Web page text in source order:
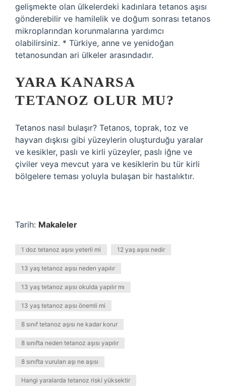
gelişmekte olan ülkelerdeki kadınlara tetanos aşısı
gönderebilir ve hamilelik ve doğum sonrası tetanos
mikroplarından korunmalarına yardımcı
olabilirsiniz. * Türkiye, anne ve yenidoğan
tetanosundan ari ülkeler arasındadır.
YARA KANARSA
TETANOZ OLUR MU?
Tetanos nasıl bulaşır? Tetanos, toprak, toz ve
hayvan dışkısı gibi yüzeylerin oluşturduğu yaralar
ve kesikler, paslı ve kirli yüzeyler, paslı iğne ve
çiviler veya mevcut yara ve kesiklerin bu tür kirli
bölgelere teması yoluyla bulaşan bir hastalıktır.
Tarih: Makaleler
1 doz tetanoz aşısı yeterli mi 12 yaş aşısı nedir
13 yaş tetanoz aşısı neden yapılır
13 yaş tetanoz aşısı okulda yapılır mı
13 yaş tetanoz aşısı önemli mi
8 sınıf tetanoz aşısı ne kadar korur
8 sınıfta neden tetanoz aşısı yapılır
8 sınıfta vurulan aşı ne aşısı
Hangi yaralarda tetanoz riski yüksektir